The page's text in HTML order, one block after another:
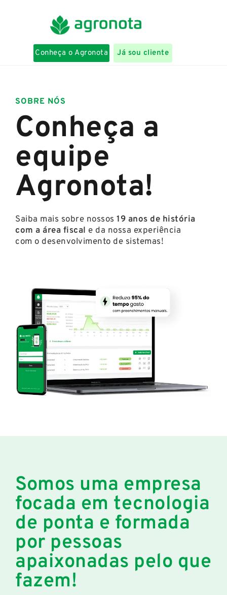
Conheça o Agronota Já sou cliente
SOBRE NÓS
Conheça a
equipe
Agronota!
Saiba mais sobre nossos 19 anos de história
com a área fiscal e da nossa experiência
com o desenvolvimento de sistemas!
Somos uma empresa
focada em tecnologia
de ponta e formada
por pessoas
apaixonadas pelo que
fazem!